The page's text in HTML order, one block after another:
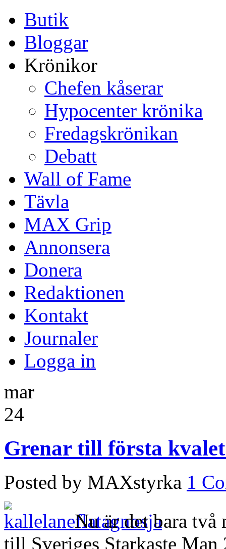
Butik
Bloggar
Krönikor
Chefen kåserar
Hypocenter krönika
Fredagskrönikan
Debatt
Wall of Fame
Tävla
MAX Grip
Annonsera
Donera
Redaktionen
Kontakt
Journaler
Logga in
mar
24
Grenar till första
Posted by MAXstyrka 1
Nu är det bara
till Sveriges Starkaste